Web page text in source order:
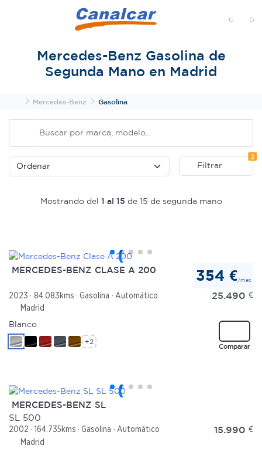
Mercedes-Benz Gasolina de
Segunda Mano en Madrid
InicioMercedes-Benz Gasolina
Filtrar
2
Mostrando del 1 al 15 de 15 de segunda mano
MERCEDES-BENZ CLASE A 200
2023 84.083kms Gasolina
Automático
Madrid
354 €/mes
25.490 €
Comparar
Blanco
+2
MERCEDES-BENZ SL
SL 500
2002 164.735kms Gasolina
Automático
Madrid
15.990 €